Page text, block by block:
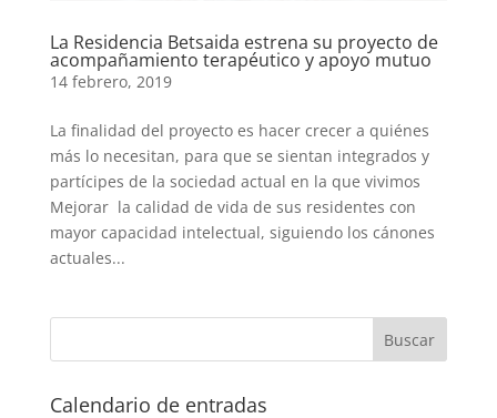
La Residencia Betsaida estrena su proyecto de
acompañamiento terapéutico y apoyo mutuo
14 febrero, 2019
La finalidad del proyecto es hacer crecer a quiénes
más lo necesitan, para que se sientan integrados y
partícipes de la sociedad actual en la que vivimos
Mejorar la calidad de vida de sus residentes con
mayor capacidad intelectual, siguiendo los cánones
actuales...
Calendario de entradas